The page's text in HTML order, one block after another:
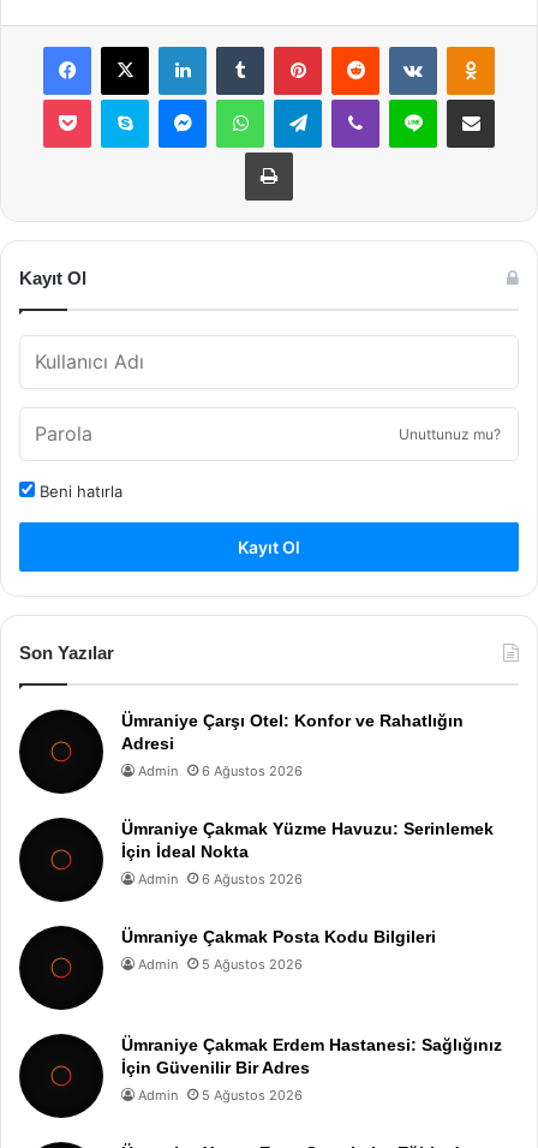
Facebook
X LinkedInTumblr PinterestReddit VKontakte
Pocket Skype MessengerWhatsAppTelegramViber Line E-Posta ile
Yazdır
Kayıt Ol
Unuttunuz mu?
Beni hatırla
Kayıt Ol
Son Yazılar
Ümraniye Çarşı Otel: Konfor ve Rahatlığın
Adresi
Admin 6 Ağustos 2026
Ümraniye Çakmak Yüzme Havuzu: Serinlemek
İçin İdeal Nokta
Admin 6 Ağustos 2026
Ümraniye Çakmak Posta Kodu Bilgileri
Admin 5 Ağustos 2026
Ümraniye Çakmak Erdem Hastanesi: Sağlığınız
İçin Güvenilir Bir Adres
Admin 5 Ağustos 2026